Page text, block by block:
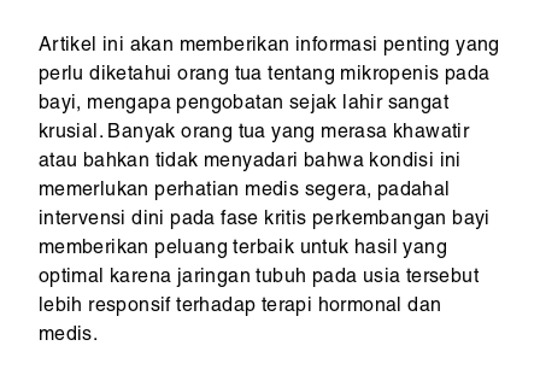
Artikel ini akan memberikan informasi penting yang
perlu diketahui orang tua tentang mikropenis pada
bayi, mengapa pengobatan sejak lahir sangat
krusial. Banyak orang tua yang merasa khawatir
atau bahkan tidak menyadari bahwa kondisi ini
memerlukan perhatian medis segera, padahal
intervensi dini pada fase kritis perkembangan bayi
memberikan peluang terbaik untuk hasil yang
optimal karena jaringan tubuh pada usia tersebut
lebih responsif terhadap terapi hormonal dan
medis.